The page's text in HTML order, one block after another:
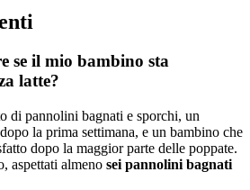
se il mio bambino sta
latte?
di pannolini bagnati e sporchi, un
la prima settimana, e un bambino che
dopo la maggior parte delle poppate.
aspettati almeno sei pannolini bagnati